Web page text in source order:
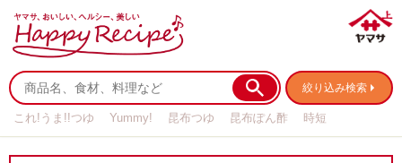
絞り込み検索
これ!うま!!つゆ Yummy! 昆布つゆ 昆布ぽん酢
時短